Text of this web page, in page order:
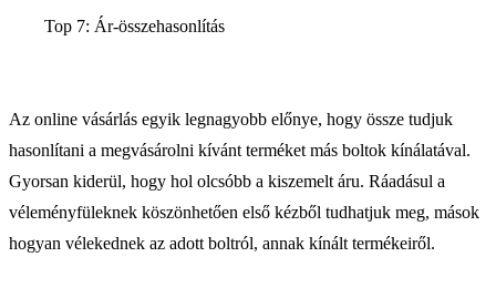
Top 7: Ár-összehasonlítás
Az online vásárlás egyik legnagyobb előnye, hogy össze tudjuk
hasonlítani a megvásárolni kívánt terméket más boltok kínálatával.
Gyorsan kiderül, hogy hol olcsóbb a kiszemelt áru. Ráadásul a
véleményfüleknek köszönhetően első kézből tudhatjuk meg, mások
hogyan vélekednek az adott boltról, annak kínált termékeiről.